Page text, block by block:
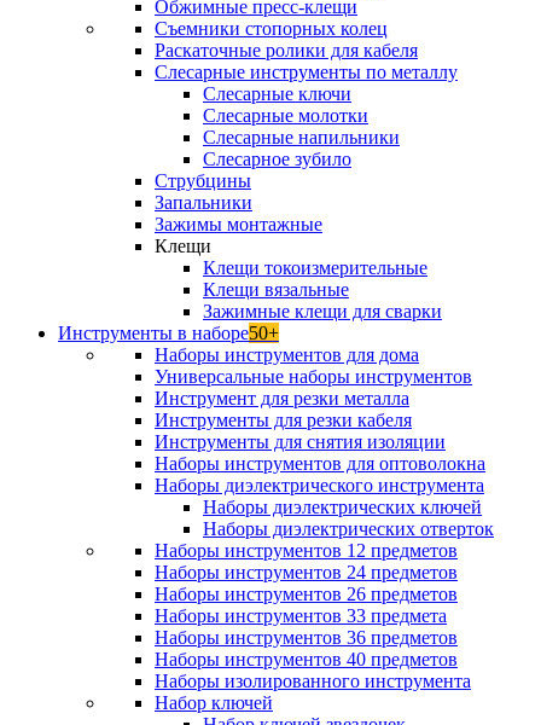
Обжимные пресс-клещи
Съемники стопорных колец
Раскаточные ролики для кабеля
Слесарные инструменты по металлу
Слесарные ключи
Слесарные молотки
Слесарные напильники
Слесарное зубило
Струбцины
Запальники
Зажимы монтажные
Клещи
Клещи токоизмерительные
Клещи вязальные
Зажимные клещи для сварки
Инструменты в наборе50+
Наборы инструментов для дома
Универсальные наборы инструментов
Инструмент для резки металла
Инструменты для резки кабеля
Инструменты для снятия изоляции
Наборы инструментов для оптоволокна
Наборы диэлектрического инструмента
Наборы диэлектрических ключей
Наборы диэлектрических отверток
Наборы инструментов 12 предметов
Наборы инструментов 24 предметов
Наборы инструментов 26 предметов
Наборы инструментов 33 предмета
Наборы инструментов 36 предметов
Наборы инструментов 40 предметов
Наборы изолированного инструмента
Набор ключей